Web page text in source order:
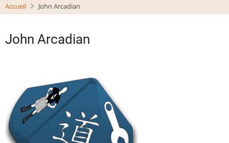
Accueil John Arcadian
John Arcadian